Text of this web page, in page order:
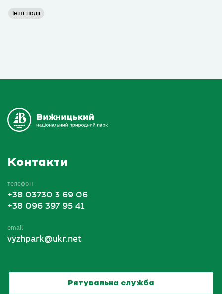
Інші події
Контакти
телефон
+38 03730 3 69 06
+38 096 397 95 41
email
vyzhpark@ukr.net
Рятувальна служба